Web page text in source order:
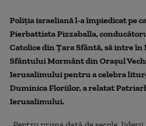
Poliţia israeliană l-a împiedicat pe
Pierbattista Pizzaballa,
Catolice din Ţara Sfântă, să intre în
Sfântului Mormânt din Oraşul
Ierusalimului pentru a celebra
Duminica Floriilor, a relatat
Ierusalimului.